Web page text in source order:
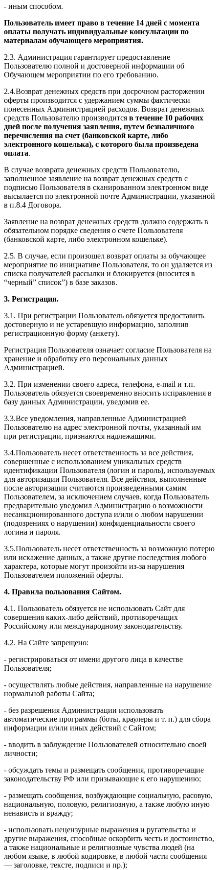
- иным способом.
Пользователь имеет право в течение 14 дней с момента
оплаты получать индивидуальные консультации по
материалам обучающего мероприятия.
2.3. Администрация гарантирует предоставление
Пользователю полной и достоверной информации об
Обучающем мероприятии по его требованию.
2.4.Возврат денежных средств при досрочном расторжении
оферты производится с удержанием суммы фактически
понесенных Администрацией расходов. Возврат денежных
средств Пользователю производится в течение 10 рабочих
дней после получения заявления, путем безналичного
перечисления на счет (банковской карте, либо
электронного кошелька), с которого была произведена
оплата.
В случае возврата денежных средств Пользователю,
заполненное заявление на возврат денежных средств с
подписью Пользователя в сканированном электронном виде
высылается по электронной почте Администрации, указанной
в п.8.4 Договора.
Заявление на возврат денежных средств должно содержать в
обязательном порядке сведения о счете Пользователя
(банковской карте, либо электронном кошельке).
2.5. В случае, если произошел возврат оплаты за обучающее
мероприятие по инициативе Пользователя, то он удаляется из
списка получателей рассылки и блокируется (вносится в
“черный” список”) в базе заказов.
3. Регистрация.
3.1. При регистрации Пользователь обязуется предоставить
достоверную и не устаревшую информацию, заполнив
регистрационную форму (анкету).
Регистрация Пользователя означает согласие Пользователя на
хранение и обработку его персональных данных
Администрацией.
3.2. При изменении своего адреса, телефона, e-mail и т.п.
Пользователь обязуется своевременно вносить исправления в
базу данных Администрации, уведомив ее.
3.3.Все уведомления, направленные Администрацией
Пользователю на адрес электронной почты, указанный им
при регистрации, признаются надлежащими.
3.4.Пользователь несет ответственность за все действия,
совершенные с использованием уникальных средств
идентификации Пользователя (логин и пароль), используемых
для авторизации Пользователя. Все действия, выполненные
после авторизации считаются произведенными самим
Пользователем, за исключением случаев, когда Пользователь
предварительно уведомил Администрацию о возможности
несанкционированного доступа и/или о любом нарушении
(подозрениях о нарушении) конфиденциальности своего
логина и пароля.
3.5.Пользователь несет ответственность за возможную потерю
или искажение данных, а также другие последствия любого
характера, которые могут произойти из-за нарушения
Пользователем положений оферты.
4. Правила пользования Сайтом.
4.1. Пользователь обязуется не использовать Сайт для
совершения каких-либо действий, противоречащих
Российскому или международному законодательству.
4.2. На Сайте запрещено:
- регистрироваться от имени другого лица в качестве
Пользователя;
- осуществлять любые действия, направленные на нарушение
нормальной работы Сайта;
- без разрешения Администрации использовать
автоматические программы (боты, краулеры и т. п.) для сбора
информации и/или иных действий с Сайтом;
- вводить в заблуждение Пользователей относительно своей
личности;
- обсуждать темы и размещать сообщения, противоречащие
законодательству РФ или призывающие к его нарушению;
- размещать сообщения, возбуждающие социальную, расовую,
национальную, половую, религиозную, а также любую иную
ненависть и вражду;
- использовать нецензурные выражения и ругательства и
другие выражения, способные оскорбить честь и достоинство,
а также национальные и религиозные чувства людей (на
любом языке, в любой кодировке, в любой части сообщения
— заголовке, тексте, подписи и пр.);